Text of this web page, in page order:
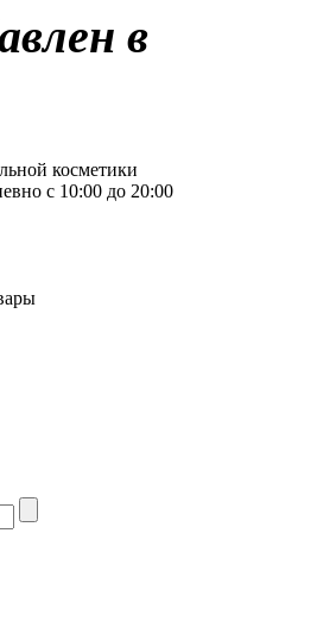
в
косметики
с 10:00 до 20:00